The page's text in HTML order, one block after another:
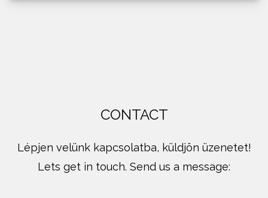
CONTACT
Lépjen velünk kapcsolatba, küldjön üzenetet!
Lets get in touch. Send us a message: